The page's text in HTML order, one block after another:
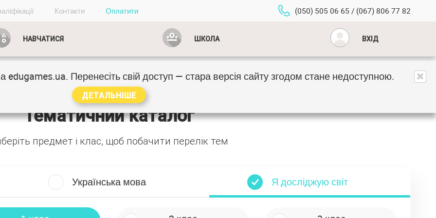
Контакти Оплатити (050) 505 06 65 / (067) 806 77 82
для учня Вхід для вчителя Оплатити доступ
НАВЧАТИСЯ ШКОЛА ВХІД
edugames.ua. Перенесіть свій доступ — стара версія сайту згодом стане недоступною.
ДЕТАЛЬНІШЕ
Тематичний каталог
предмет і клас, щоб побачити перелік тем
Українська мова Я досліджую світ